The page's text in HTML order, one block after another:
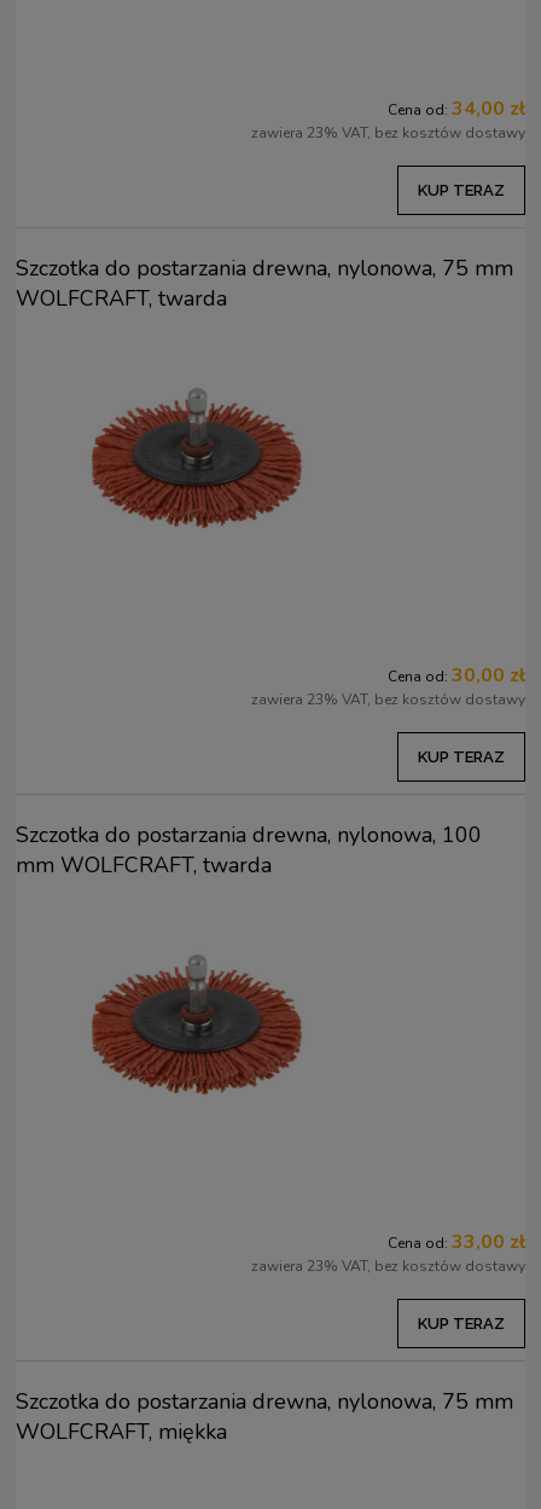
Cena od: 34,00 zł
zawiera 23% VAT, bez kosztów dostawy
KUP TERAZ
Szczotka do postarzania drewna, nylonowa, 75 mm
WOLFCRAFT, twarda
Cena od: 30,00 zł
zawiera 23% VAT, bez kosztów dostawy
KUP TERAZ
Szczotka do postarzania drewna, nylonowa, 100
mm WOLFCRAFT, twarda
Cena od: 33,00 zł
zawiera 23% VAT, bez kosztów dostawy
KUP TERAZ
Szczotka do postarzania drewna, nylonowa, 75 mm
WOLFCRAFT, miękka